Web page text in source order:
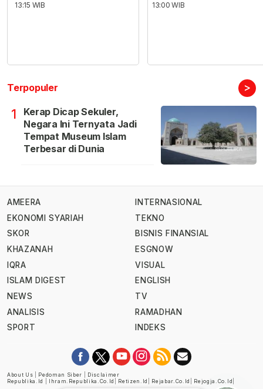
13:15 WIB
13:00 WIB
Terpopuler >
1
Kerap Dicap Sekuler,
Negara Ini Ternyata Jadi
Tempat Museum Islam
Terbesar di Dunia
AMEERA
EKONOMI SYARIAH
SKOR
KHAZANAH
IQRA
ISLAM DIGEST
NEWS
ANALISIS
SPORT
INTERNASIONAL
TEKNO
BISNIS FINANSIAL
ESGNOW
VISUAL
ENGLISH
TV
RAMADHAN
INDEKS
About Us Pedoman Siber
Disclaimer
Republika.id
Ihram.republika.co.id Retizen.id Rejabar.co.id Rejogja.co.id